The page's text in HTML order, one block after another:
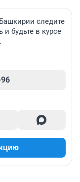
следите
будьте в курсе